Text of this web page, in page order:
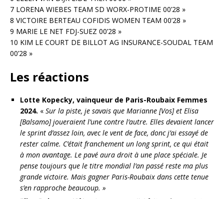
7 LORENA WIEBES TEAM SD WORX-PROTIME 00’28 »
8 VICTOIRE BERTEAU COFIDIS WOMEN TEAM 00’28 »
9 MARIE LE NET FDJ-SUEZ 00’28 »
10 KIM LE COURT DE BILLOT AG INSURANCE-SOUDAL TEAM
00’28 »
Les réactions
Lotte Kopecky, vainqueur de Paris-Roubaix Femmes
2024. « Sur la piste, je savais que Marianne [Vos] et Elisa
[Balsamo] joueraient l’une contre l’autre. Elles devaient lancer
le sprint d’assez loin, avec le vent de face, donc j’ai essayé de
rester calme. C’était franchement un long sprint, ce qui était
à mon avantage. Le pavé aura droit à une place spéciale. Je
pense toujours que le titre mondial l’an passé reste ma plus
grande victoire. Mais gagner Paris-Roubaix dans cette tenue
s’en rapproche beaucoup. »